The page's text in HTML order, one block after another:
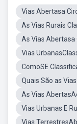
Vias Abertasa
As Vias Rurais
As Vias Abertasa
Vias
ComoSE
Quais São as
As Vias
Vias Urbanas E
Vias